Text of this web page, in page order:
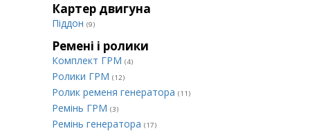
Картер двигуна
Піддон (9)
Ремені і ролики
Комплект ГРМ (4)
Ролики ГРМ (12)
Ролик ременя генератора (11)
Ремінь ГРМ (3)
Ремінь генератора (17)